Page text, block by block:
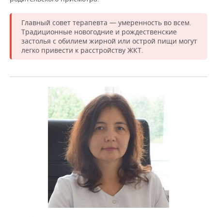
ЭНЕРГЕТИКА
УСЛУГИ
МЕДИА
ТЕЛЕКОММУНИКАЦИИ
ВЫЕЗДНАЯ РЕДАКЦИЯ
БИЗНЕС-БРАНЧИ
ONLINE-КОНФЕРЕНЦИИ
НОВОСТИ СПОРТА
ФУТБОЛ
ХОККЕЙ
ВОЛЕЙБОЛ
КИБЕРСПОРТ
ФИГУРНОЕ КАТАНИЕ
ВОДНЫЕ ВИДЫ СПОРТА
ХОККЕЙ С МЯЧОМ
ОБЩЕСТВО
НОВОСТИ ОБЩЕСТВА
ВЛАСТЬ
КУЛЬТУРА
ОБРАЗОВАНИЕ
ПРОИСШЕСТВИЯ
ФОТОГАЛЕРЕЯ
СЮЖЕТЫ
СПИСОК ПЕРСОН
СПИСОК КОМПАНИЙ
ПОЛНАЯ ВЕРСИЯ
Главный совет терапевта — умеренность во всем.
Традиционные новогодние и рождественские
застолья с обилием жирной или острой пищи могут
легко привести к расстройству ЖКТ.